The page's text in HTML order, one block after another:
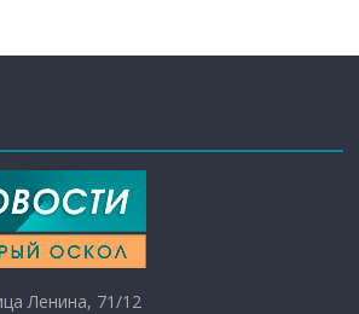
Ленина, 71/12